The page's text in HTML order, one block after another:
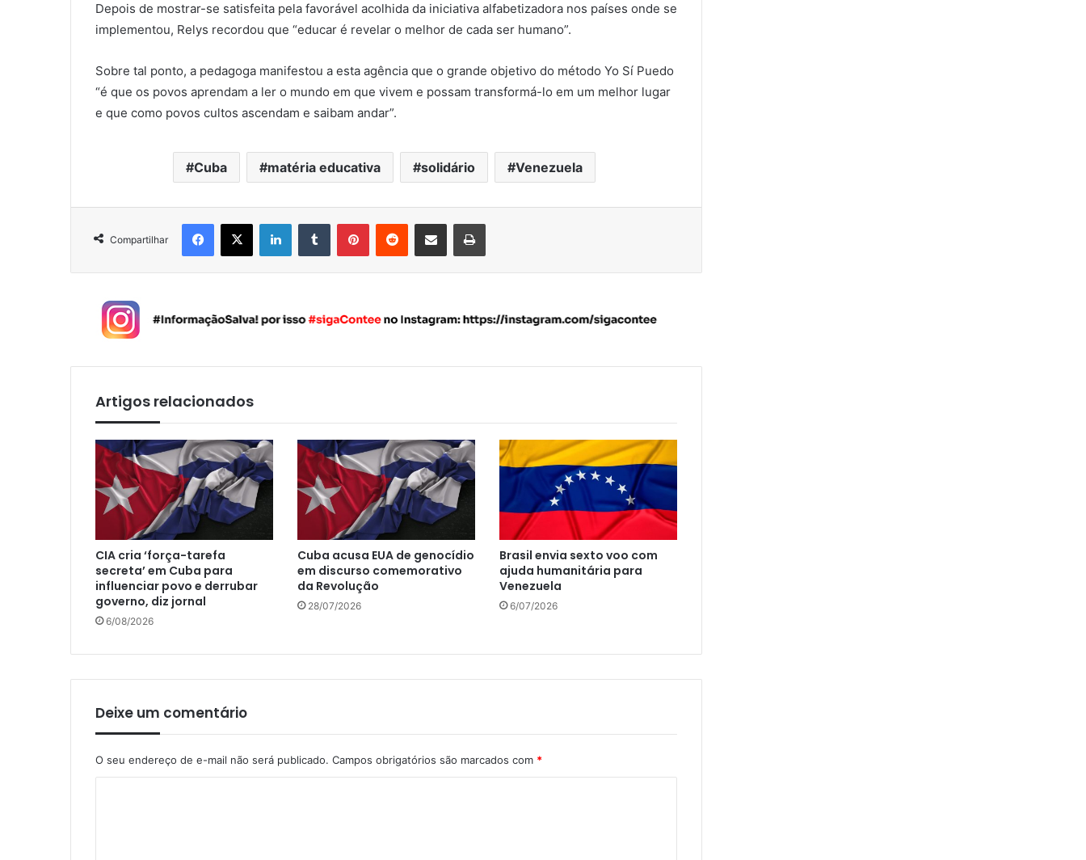
Depois de mostrar-se satisfeita pela favorável acolhida da iniciativa alfabetizadora nos países onde se
implementou, Relys recordou que “educar é revelar o melhor de cada ser humano”.
Sobre tal ponto, a pedagoga manifestou a esta agência que o grande objetivo do método Yo Sí Puedo
“é que os povos aprendam a ler o mundo em que vivem e possam transformá-lo em um melhor lugar
e que como povos cultos ascendam e saibam andar”.
Cuba matéria educativa solidário Venezuela
Compartilhar
Artigos relacionados
CIA cria ‘força-tarefa
secreta’ em Cuba para
influenciar povo e derrubar
governo, diz jornal
6/08/2026
Cuba acusa EUA de genocídio
em discurso comemorativo
da Revolução
28/07/2026
Brasil envia sexto voo com
ajuda humanitária para
Venezuela
6/07/2026
Deixe um comentário
O seu endereço de e-mail não será publicado. Campos obrigatórios são marcados com *